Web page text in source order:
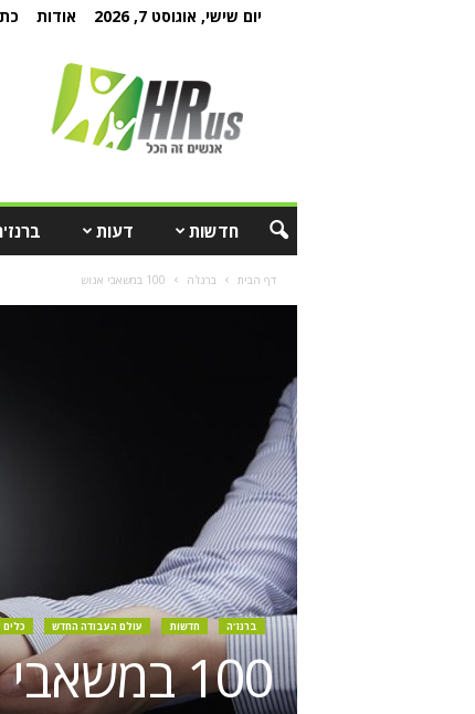
יום שישי, אוגוסט 7, 2026 אודות
חדשות דעות
דף הבית ברנז'ה 100 במשאבי אנוש
ברנז'ה חדשות עולם העבודה החדש כלים
100 במשאבי אנוש